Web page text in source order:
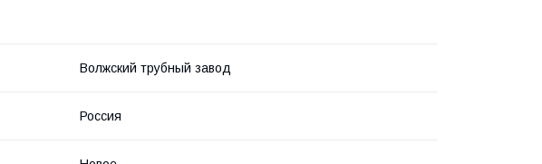
Волжский трубный завод
Россия